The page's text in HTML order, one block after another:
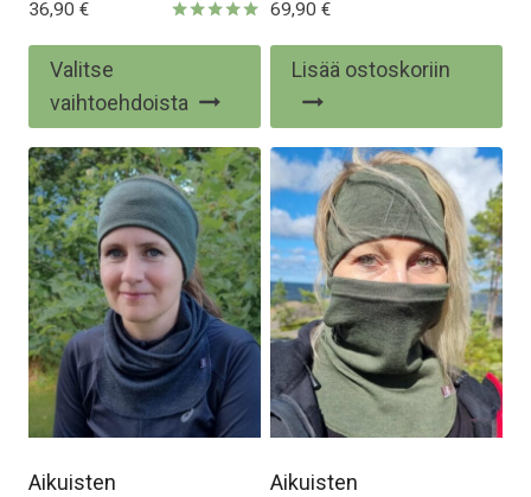
36,90 €
Valitse
vaihtoehdoista
Tällä
tuotteella
on
useampi
muunnelma.
Voit
tehdä
valinnat
tuotteen
sivulla.
69,90 €
Lisää ostoskoriin
Aikuisten
Aikuisten